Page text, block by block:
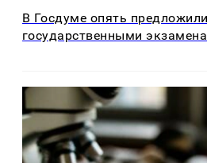
В Госдуме опять
государственными